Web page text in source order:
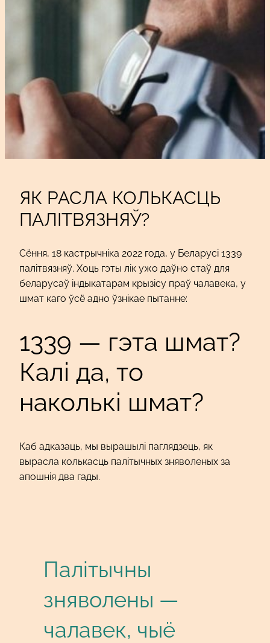
ЯК РАСЛА КОЛЬКАСЦЬ
ПАЛІТВЯЗНЯЎ?
Сёння, 18 кастрычніка 2022 года, у Беларусі 1339
палітвязняў. Хоць гэты лік ужо даўно стаў для
беларусаў індыкатарам крызісу праў чалавека, у
шмат каго ўсё адно ўзнікае пытанне:
1339 — гэта шмат?
Калі да, то
наколькі шмат?
Каб адказаць, мы вырашылі паглядзець, як
вырасла колькасць палітычных зняволеных за
апошнія два гады.
Палітычны
зняволены —
чалавек, чыё